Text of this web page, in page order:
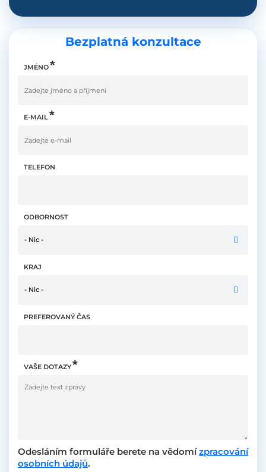
Bezplatná konzultace
JMÉNO
E-MAIL
TELEFON
ODBORNOST
- Nic -
KRAJ
- Nic -
PREFEROVANÝ ČAS
VAŠE DOTAZY
Odesláním formuláře berete na vědomízpracování
osobních údajů.